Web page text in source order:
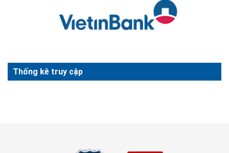
Thống kê truy cập